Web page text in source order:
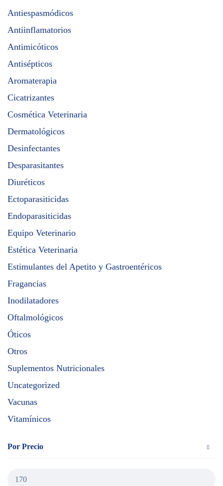
Antiespasmódicos
Antiinflamatorios
Antimicóticos
Antisépticos
Aromaterapia
Cicatrizantes
Cosmética Veterinaria
Dermatológicos
Desinfectantes
Desparasitantes
Diuréticos
Ectoparasiticidas
Endoparasiticidas
Equipo Veterinario
Estética Veterinaria
Estimulantes del Apetito y Gastroentéricos
Fragancias
Inodilatadores
Oftalmológicos
Óticos
Otros
Suplementos Nutricionales
Uncategorized
Vacunas
Vitamínicos
Por Precio